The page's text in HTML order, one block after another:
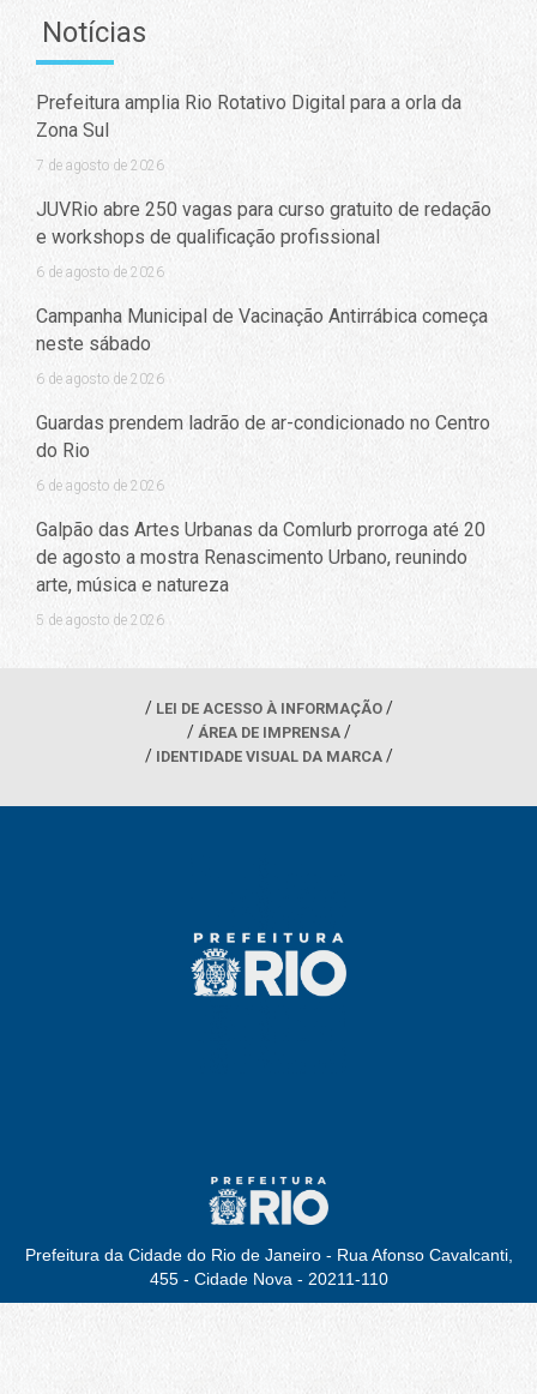
Notícias
Prefeitura amplia Rio Rotativo Digital para a orla da
Zona Sul
7 de agosto de 2026
JUVRio abre 250 vagas para curso gratuito de redação
e workshops de qualificação profissional
6 de agosto de 2026
Campanha Municipal de Vacinação Antirrábica começa
neste sábado
6 de agosto de 2026
Guardas prendem ladrão de ar-condicionado no Centro
do Rio
6 de agosto de 2026
Galpão das Artes Urbanas da Comlurb prorroga até 20
de agosto a mostra Renascimento Urbano, reunindo
arte, música e natureza
5 de agosto de 2026
LEI DE ACESSO À INFORMAÇÃO
ÁREA DE IMPRENSA
IDENTIDADE VISUAL DA MARCA
Prefeitura da Cidade do Rio de Janeiro - Rua Afonso Cavalcanti,
455 - Cidade Nova - 20211-110